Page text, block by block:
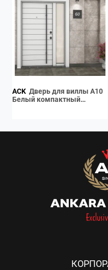
ACK
Белый компактный